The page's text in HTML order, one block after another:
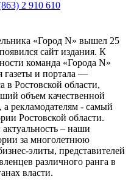
2 910 610
«Город N» вышел 25
сайт издания. К
команда «Города N»
газеты и портала —
в Ростовской области,
объем качественной
рекламодателям - самый
Ростовской области.
– наши
за многолетнюю
элиты, представителей
различного ранга в
власти.